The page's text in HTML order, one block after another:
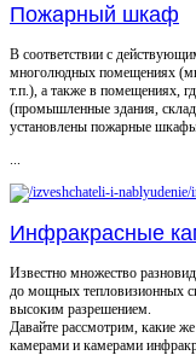
Пожарный шкаф
В соответствии с
многолюдных помещениях
т.п.), а также в помещениях,
(промышленные здания,
установлены пожарные
...
Инфракрасные
Известно множество
до мощных тепловизионных
высоким разрешением.
Давайте рассмотрим, какие
камерами и камерами